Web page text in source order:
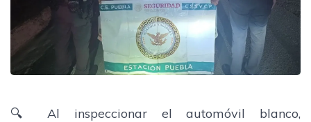
🔍 Al inspeccionar el automóvil blanco,